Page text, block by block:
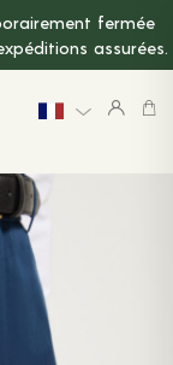
fermée
assurées.